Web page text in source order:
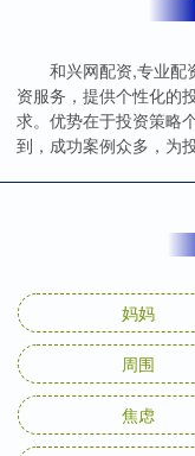
和兴网配资,专业
资服务，提供个性化的
求。优势在于投资策略
到，成功案例众多，为
妈妈
周围
焦虑